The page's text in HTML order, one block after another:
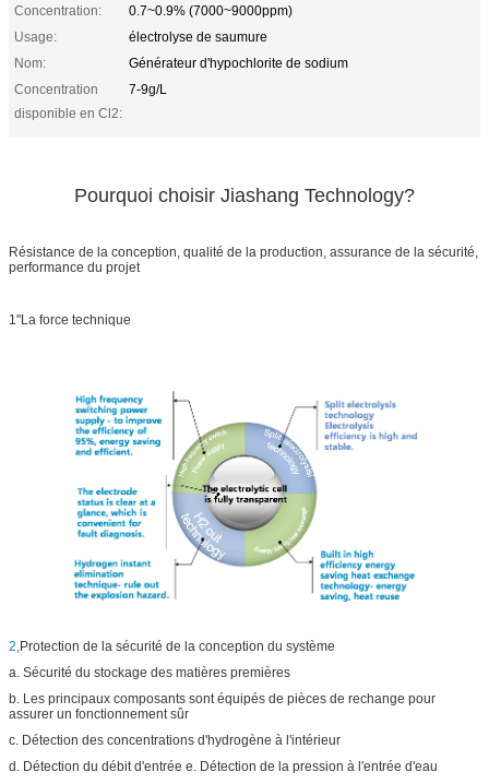
Concentration:
0.7~0.9% (7000~9000ppm)
Usage:
électrolyse de saumure
Nom:
Générateur d'hypochlorite de sodium
Concentration
disponible en Cl2:
7-9g/L
Pourquoi choisir Jiashang Technology?
Résistance de la conception, qualité de la production, assurance de la sécurité,
performance du projet
1"La force technique
2,Protection de la sécurité de la conception du système
a. Sécurité du stockage des matières premières
b. Les principaux composants sont équipés de pièces de rechange pour
assurer un fonctionnement sûr
c. Détection des concentrations d'hydrogène à l'intérieur
d. Détection du débit d'entrée e. Détection de la pression à l'entrée d'eau